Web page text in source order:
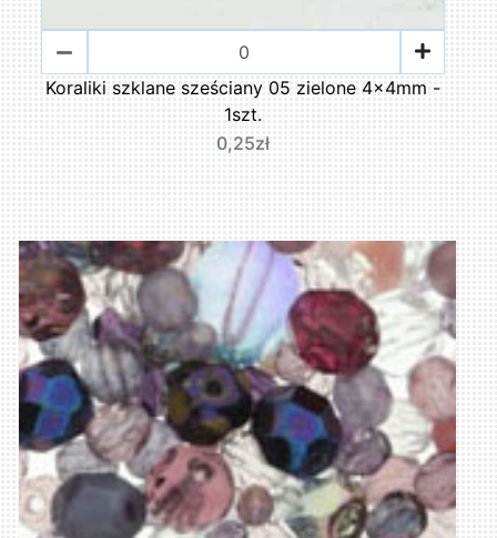
Koraliki szklane sześciany 05 zielone 4x4mm -
1szt.
0,25zł